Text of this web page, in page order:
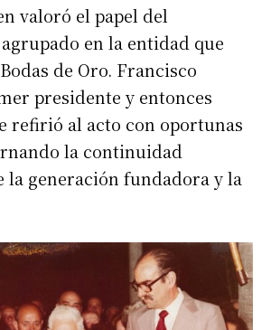
valoró el papel del
en la entidad que
de Oro. Francisco
presidente y entonces
refirió al acto con oportunas
la continuidad
generación fundadora y la